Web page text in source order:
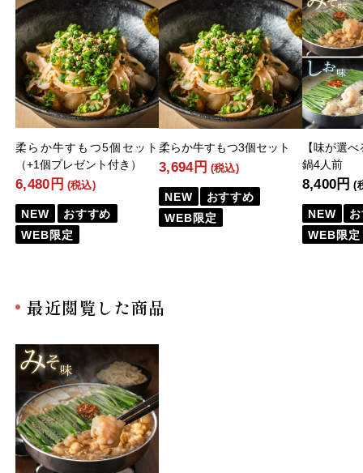
柔らか牛すもつ5個セット
（+1個プレゼント付き）
6,480円 (税込)
NEW
おすすめ
WEB限定
柔らか牛すもつ3個セット
3,694円 (税込)
NEW
おすすめ
WEB限定
【味が選
鍋4人前
8,400円 (
NEW
WEB限定
最近閲覧した商品